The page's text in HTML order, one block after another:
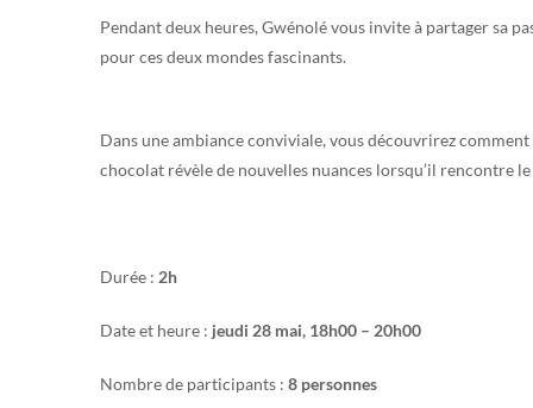
Pendant deux heures, Gwénolé vous invite à partager sa
pour ces deux mondes fascinants.
Dans une ambiance conviviale, vous découvrirez comment
chocolat révèle de nouvelles nuances lorsqu’il rencontre
Durée : 2h
Date et heure : jeudi 28 mai, 18h00 – 20h00
Nombre de participants : 8 personnes